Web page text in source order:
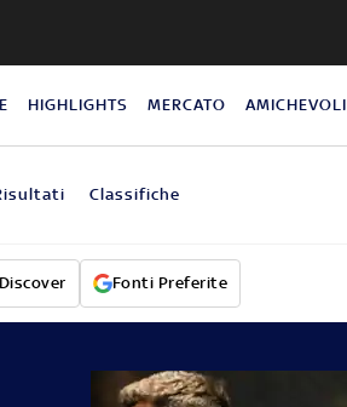
HIGHLIGHTS MERCATO AMICHEVOLI
Classifiche
Fonti Preferite